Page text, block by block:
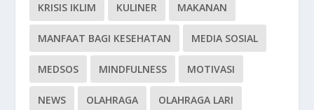
KRISIS IKLIM KULINER MAKANAN
MANFAAT BAGI KESEHATAN MEDIA SOSIAL
MEDSOS MINDFULNESS MOTIVASI
NEWS OLAHRAGA OLAHRAGA LARI